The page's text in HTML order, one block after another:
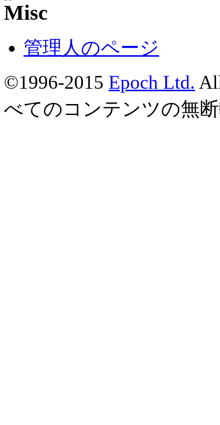
管理人のページ
©1996-2015 Epoch Ltd.
べてのコンテンツの無